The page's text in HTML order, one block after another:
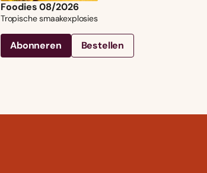
Foodies 08/2026
Tropische smaakexplosies
Abonneren Bestellen